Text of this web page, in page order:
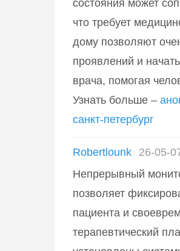
состояния может
что требует
дому позволяют
проявлений и
врача, помогая
Узнать больше –
санкт-петербург
Robertlounk
26-05-
Непрерывный
позволяет
пациента и
терапевтический